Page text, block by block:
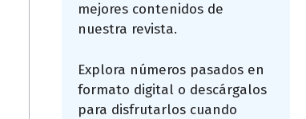
mejores contenidos de
nuestra revista.
Explora números pasados en
formato digital o descárgalos
para disfrutarlos cuando